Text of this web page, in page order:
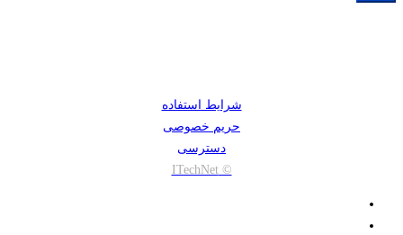
شرایط استفاده
حریم خصوصی
دسترسی
© ITechNet